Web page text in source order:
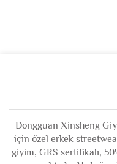
Dongguan Xinsheng
için özel erkek
giyim, GRS sertifikalı,